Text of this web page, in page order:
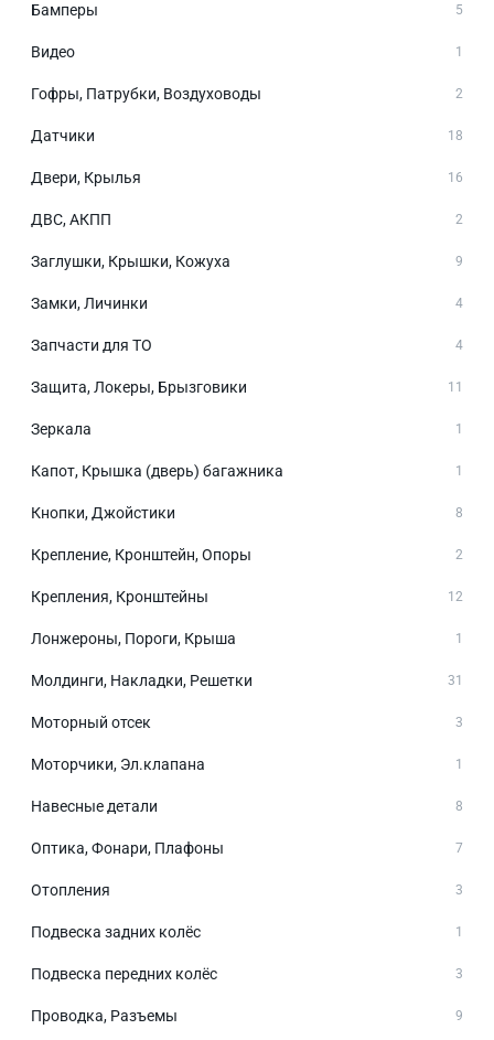
Бамперы 5
Видео 1
Гофры, Патрубки, Воздуховоды 2
Датчики 18
Двери, Крылья 16
ДВС, АКПП 2
Заглушки, Крышки, Кожуха 9
Замки, Личинки 4
Запчасти для ТО 4
Защита, Локеры, Брызговики 11
Зеркала 1
Капот, Крышка (дверь) багажника 1
Кнопки, Джойстики 8
Крепление, Кронштейн, Опоры 2
Крепления, Кронштейны 12
Лонжероны, Пороги, Крыша 1
Молдинги, Накладки, Решетки 31
Моторный отсек 3
Моторчики, Эл.клапана 1
Навесные детали 8
Оптика, Фонари, Плафоны 7
Отопления 3
Подвеска задних колёс 1
Подвеска передних колёс 3
Проводка, Разъемы 9